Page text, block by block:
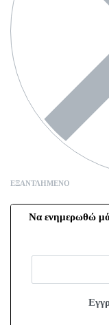
ΕΞΑΝΤΛΗΜΈΝΟ
Να ενημερωθώ